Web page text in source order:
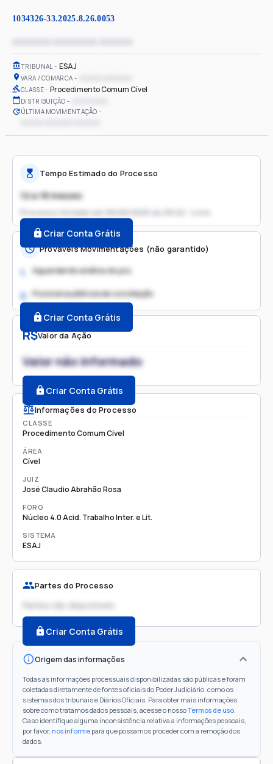
1034326-33.2025.8.26.0053
TRIBUNAL ESAJ
VARA / COMARCA
CLASSE Procedimento Comum Cível
DISTRIBUIÇÃO
ÚLTIMA MOVIMENTAÇÃO
R$Valor da Ação
Valor não informado
Criar Conta Grátis
Informações do Processo
CLASSE
Procedimento Comum Cível
ÁREA
Cível
JUIZ
José Claudio Abrahão Rosa
FORO
Núcleo 4.0 Acid. Trabalho Inter. e Lit.
SISTEMA
ESAJ
Partes do Processo
Partes não disponíveis
Criar Conta Grátis
Origem das informações
Todas as informações processuais disponibilizadas são públicas e foram
coletadas diretamente de fontes oficiais do Poder Judiciário, como os
sistemas dos tribunais e Diários Oficiais. Para obter mais informações
sobre como tratamos dados pessoais, acesse o nossoTermos de uso.
Caso identifique alguma inconsistência relativa a informações pessoais,
por favor, nos informe para que possamos proceder com a remoção dos
dados.
Tempo Estimado do Processo
12 a 18 meses
Processo iniciado em 06/06/2025 às 09:02 - Livre
Criar Conta Grátis
Prováveis Movimentações (não garantido)
1. Aguardando análise do juiz
2. Possível audiência de conciliação
Criar Conta Grátis